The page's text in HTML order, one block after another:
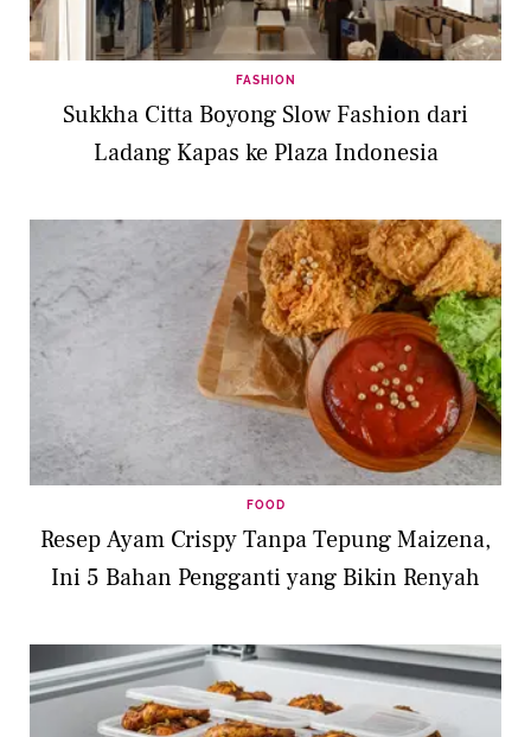
FASHION
Sukkha Citta Boyong Slow Fashion dari
Ladang Kapas ke Plaza Indonesia
FOOD
Resep Ayam Crispy Tanpa Tepung Maizena,
Ini 5 Bahan Pengganti yang Bikin Renyah